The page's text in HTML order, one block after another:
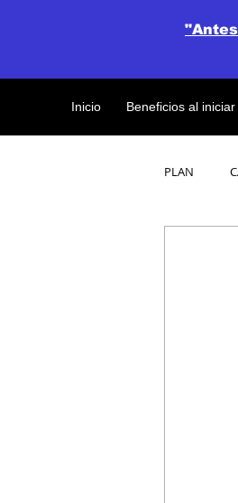
Inicio Beneficios al iniciar
PLAN